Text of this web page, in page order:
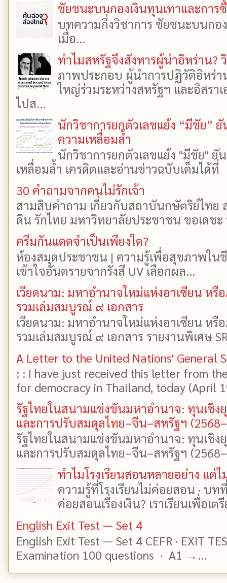
ชัยชนะบนกองเงินทุนเทาและการ
บทความกึ่งวิชาการ ชัยชนะบนกอ
เมื่อ...
ทำไมสหรัฐจึงสังหารผู้นำอิหร่าน?
ภาพประกอบ ผู้นำการปฏิวัติอิหร่า
ใหญ่ร่วมระหว่างสหรัฐฯ และอิสรา
ไปส...
นักวิชาการยกตัวเลขแย้ง “มีชัย”
ความเหลื่อมล้ำ
นักวิชาการยกตัวเลขแย้ง "มีชัย"
เหลื่อมล้ำ เครดิตและอ่านข่าวฉบับเต็มได้
30 คำถามจากคนไม่รักเจ้า
สามสิบคำถาม เกี่ยวกับสถาบันกษัตริย์ไทย
ดิน รักไทย มหาวิทยาลัยประชาชน ขอเดช
ครีมกันแดดจำเป็นเพียงใด?
ห้องสมุดประชาชน | ความรู้เพื่อสุขภาพใน
เข้าใจอันตรายจากรังสี UV เลือกผล...
เวียดนาม: มหาอำนาจใหม่แห่งอาเซียน ห
รวมเล่มสมบูรณ์ ๙ เอกสาร
เวียดนาม: มหาอำนาจใหม่แห่งอาเซียน ห
รวมเล่มสมบูรณ์ ๙ เอกสาร รายงานพิเศษ
A Letter to the United Nations' General
: : I have just received this letter from
for democracy in Thailand, today (April
รัฐไทยในสนามแข่งขันมหาอำนาจ: ทุนเชิง
และการปรับสมดุลไทย–จีน–สหรัฐฯ
รัฐไทยในสนามแข่งขันมหาอำนาจ: ทุนเชิง
และการปรับสมดุลไทย–จีน–สหรัฐฯ
ทำไมโรงเรียนสอนหลายอย่าง แต่ไ
ความรู้ที่โรงเรียนไม่ค่อยสอน · บ
ค่อยสอนเรื่องเงิน? เราเรียนเพื่อเต
English Exit Test — Set 4
English Exit Test — Set 4 CEFR · EXIT
Examination 100 questions · A1 →...